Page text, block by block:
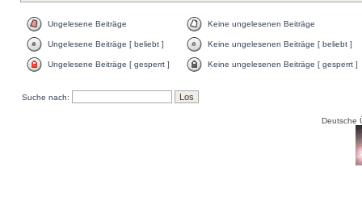
Ungelesene Beiträge Keine ungelesenen Beiträge
Ungelesene Beiträge [ beliebt ] Keine ungelesenen Beiträge [ beliebt ]
Ungelesene Beiträge [ gesperrt ] Keine ungelesenen Beiträge [ gesperrt ]
Suche nach:
Deutsche